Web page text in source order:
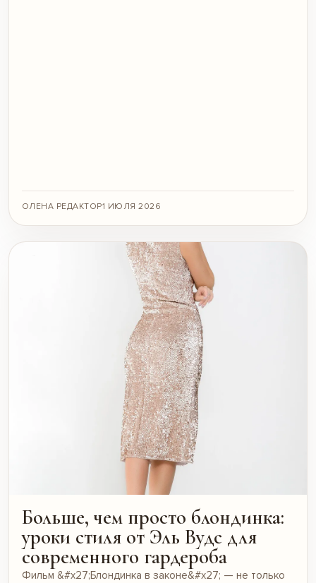
ОЛЕНА РЕДАКТОР1 ИЮЛЯ 2026
Больше, чем просто блондинка:
уроки стиля от Эль Вудс для
современного гардероба
Фильм &#x27;Блондинка в законе&#x27; — не только